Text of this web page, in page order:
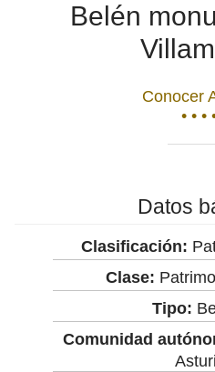
Belén
Conocer
• • •
Datos
Clasificación:
Clase:
Tipo:
Comunidad